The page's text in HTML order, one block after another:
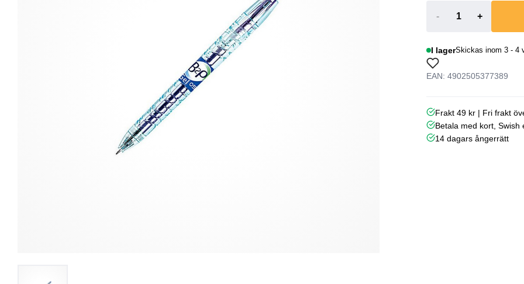
- +
I lagerSkickas inom 3 - 4
EAN: 4902505377389
Frakt 49 kr | Fri frakt
Betala med kort, Swish
14 dagars ångerrätt